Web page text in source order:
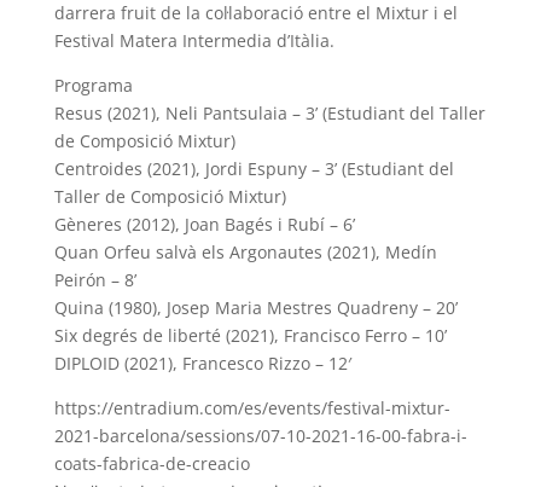
darrera fruit de la col·laboració entre el Mixtur i el
Festival Matera Intermedia d’Itàlia.
Programa
Resus (2021), Neli Pantsulaia – 3’ (Estudiant del Taller
de Composició Mixtur)
Centroides (2021), Jordi Espuny – 3’ (Estudiant del
Taller de Composició Mixtur)
Gèneres (2012), Joan Bagés i Rubí – 6’
Quan Orfeu salvà els Argonautes (2021), Medín
Peirón – 8’
Quina (1980), Josep Maria Mestres Quadreny – 20’
Six degrés de liberté (2021), Francisco Ferro – 10’
DIPLOID (2021), Francesco Rizzo – 12′
https://entradium.com/es/events/festival-mixtur-
2021-barcelona/sessions/07-10-2021-16-00-fabra-i-
coats-fabrica-de-creacio